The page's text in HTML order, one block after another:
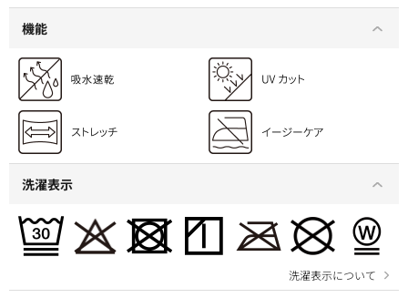
機能
洗濯表示
洗濯表示について